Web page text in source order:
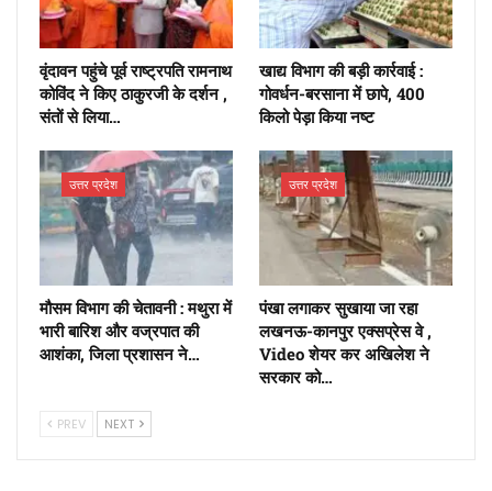
वृंदावन पहुंचे पूर्व राष्ट्रपति रामनाथ
कोविंद ने किए ठाकुरजी के दर्शन ,
संतों से लिया…
खाद्य विभाग की बड़ी कार्रवाई :
गोवर्धन-बरसाना में छापे, 400
किलो पेड़ा किया नष्ट
उत्तर प्रदेश
मौसम विभाग की चेतावनी : मथुरा में
भारी बारिश और वज्रपात की
आशंका, जिला प्रशासन ने…
उत्तर प्रदेश
पंखा लगाकर सुखाया जा रहा
लखनऊ-कानपुर एक्सप्रेस वे ,
Video शेयर कर अखिलेश ने
सरकार को…
PREV NEXT